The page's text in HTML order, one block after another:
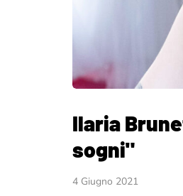
Ilaria
sogni"
4 Giugno 2021